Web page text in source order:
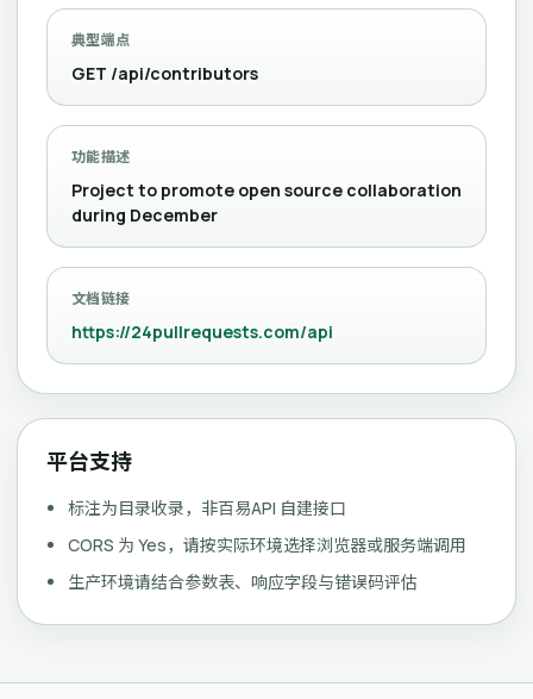
典型端点
GET /api/contributors
功能描述
Project to promote open source collaboration
during December
文档链接
https://24pullrequests.com/api
平台支持
标注为目录收录，非百易API 自建接口
CORS 为 Yes，请按实际环境选择浏览器或服务端调用
生产环境请结合参数表、响应字段与错误码评估